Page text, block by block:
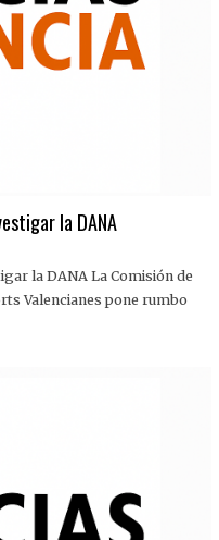
la DANA
la DANA La Comisión de
Valencianes pone rumbo